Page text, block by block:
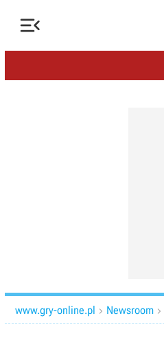

www.gry-online.pl  Newsroom 